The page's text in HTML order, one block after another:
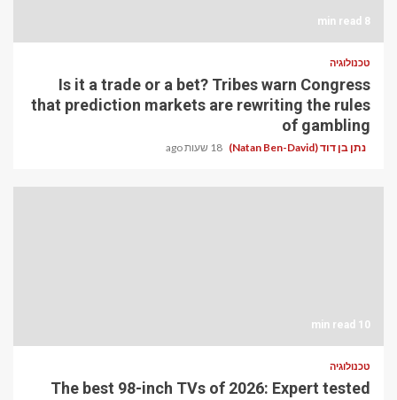
8 min read
טכנולוגיה
Is it a trade or a bet? Tribes warn Congress
that prediction markets are rewriting the rules
of gambling
נתן בן דוד (Natan Ben-David) 18 שעות ago
10 min read
טכנולוגיה
The best 98-inch TVs of 2026: Expert tested